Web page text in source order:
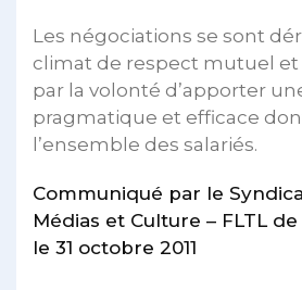
Les négociations se sont
climat de respect mutuel
par la volonté d’apporter
pragmatique et efficace
l’ensemble des salariés.
Communiqué par le
Médias et Culture – FLTL de
le 31 octobre 2011